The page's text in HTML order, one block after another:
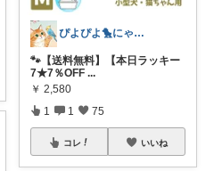
ぴよぴよ🐤にゃんにゃん🐾カニ金魚
🐾【送料無料】【本日ラッキー
7★7％OFF ...
￥ 2,580
1 1 75
コレ いいね